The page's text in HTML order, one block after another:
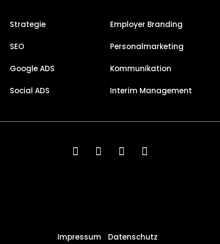
Strategie
SEO
Google ADS
Social ADS
Employer Branding
Personalmarketing
Kommunikation
Interim Management
Impressum Datenschutz